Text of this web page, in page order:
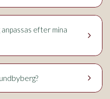
keyboard_arrow_right
anpassas efter mina
keyboard_arrow_right
?